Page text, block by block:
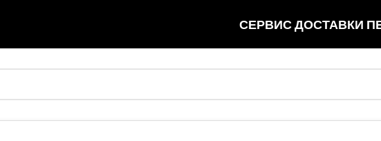
СЕРВИС ДОСТАВКИ